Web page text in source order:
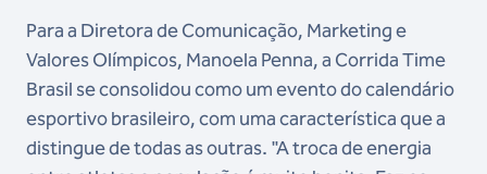
Para a Diretora de Comunicação, Marketing e
Valores Olímpicos, Manoela Penna, a Corrida Time
Brasil se consolidou como um evento do calendário
esportivo brasileiro, com uma característica que a
distingue de todas as outras. "A troca de energia